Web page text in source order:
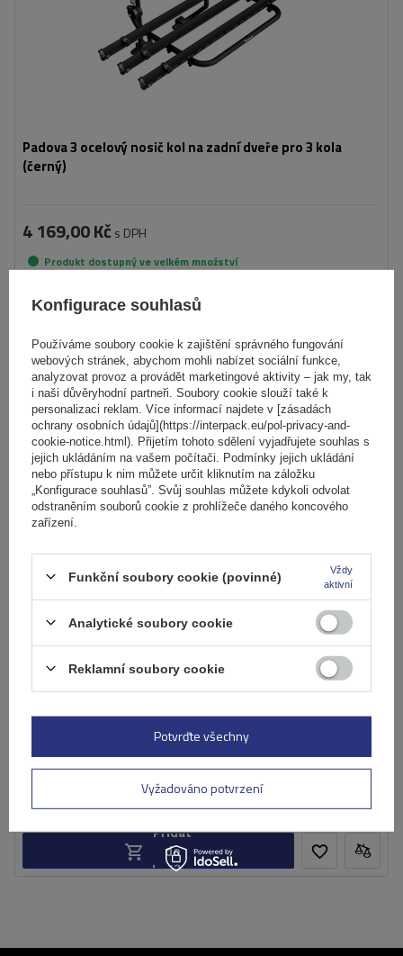
Padova 3 ocelový nosič kol na zadní dveře pro 3 kola
(černý)
4 169,00 Kč s DPH
Produkt dostupný ve velkém množství
Přidat
košíku
Elektrokolo Peruzzo Firenze 2 - nosič kol na zadní
výklopné dveře
Počet jízdních kol:
2
Maximální hmotnost jízdního kola:
22,5 kg
Nosnost nosiče jízdních kol:
45 kg
kompatibilní s elektrokoly
hliníková konstrukce
5 229,00 Kčs DPH
Produkt dostupný ve velkém množství
Již nyní zašleme11. srpna
Přidat
do
košíku
Konfigurace souhlasů
Používáme soubory cookie k zajištění správného fungování
webových stránek, abychom mohli nabízet sociální funkce,
analyzovat provoz a provádět marketingové aktivity – jak my, tak
i naši důvěryhodní partneři. Soubory cookie slouží také k
personalizaci reklam. Více informací najdete v [zásadách
ochrany osobních údajů](https://interpack.eu/pol-privacy-and-
cookie-notice.html). Přijetím tohoto sdělení vyjadřujete souhlas s
jejich ukládáním na vašem počítači. Podmínky jejich ukládání
nebo přístupu k nim můžete určit kliknutím na záložku
„Konfigurace souhlasů”. Svůj souhlas můžete kdykoli odvolat
odstraněním souborů cookie z prohlížeče daného koncového
zařízení.
Funkční soubory cookie (povinné)
Vždy
aktivní
Analytické soubory cookie
Reklamní soubory cookie
Vyžadováno potvrzení
Potvrďte všechny